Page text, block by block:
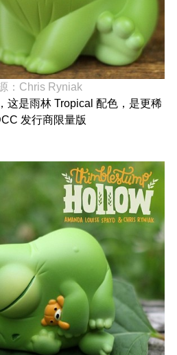
： Chris Ryniak
这是雨林 Tropical 配色，是更稀
发行商限量版